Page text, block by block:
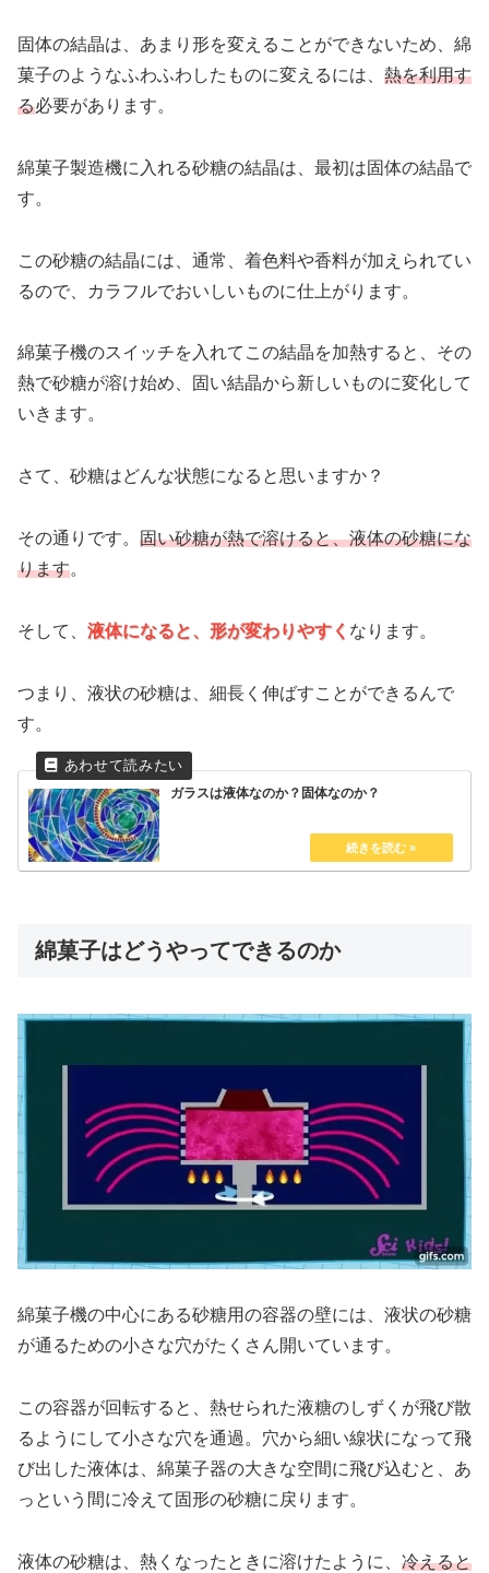
固体の結晶は、あまり形を変えることができないため、綿
菓子のようなふわふわしたものに変えるには、 熱を利用す
る必要があります。
綿菓子製造機に入れる砂糖の結晶は、最初は固体の結晶で
す。
この砂糖の結晶には、通常、着色料や香料が加えられてい
るので、カラフルでおいしいものに仕上がります。
綿菓子機のスイッチを入れてこの結晶を加熱すると、その
熱で砂糖が溶け始め、固い結晶から新しいものに変化して
いきます。
さて、砂糖はどんな状態になると思いますか？
その通りです。 固い砂糖が熱で溶けると、液体の砂糖にな
ります。
そして、 液体になると、形が変わりやすく なります。
つまり、液状の砂糖は、細長く伸ばすことができるんで
す。
ガラスは液体なのか？固体なのか？
綿菓子はどうやってできるのか
綿菓子機の中心にある砂糖用の容器の壁には、液状の砂糖
が通るための小さな穴がたくさん開いています。
この容器が回転すると、熱せられた液糖のしずくが飛び散
るようにして小さな穴を通過。穴から細い線状になって飛
び出した液体は、綿菓子器の大きな空間に飛び込むと、あ
っという間に冷えて固形の砂糖に戻ります。
液体の砂糖は、熱くなったときに溶けたように、 冷えると